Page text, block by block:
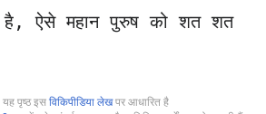
है, ऐसे महान पुरुष को शत शत
यह पृष्ठ इसविकिपीडिया लेखपर आधारित है